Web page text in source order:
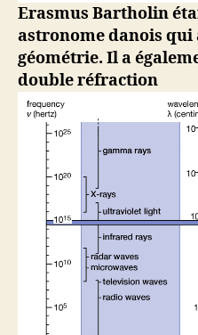
Erasmus Bartholin
astronome danois qui
géométrie. Il a
double réfraction